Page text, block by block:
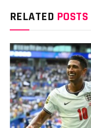
RELATED POSTS